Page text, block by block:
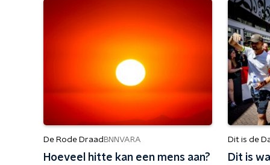
De Rode Draad BNNVARA
Hoeveel hitte kan een mens aan?
Dit is de
Dit is